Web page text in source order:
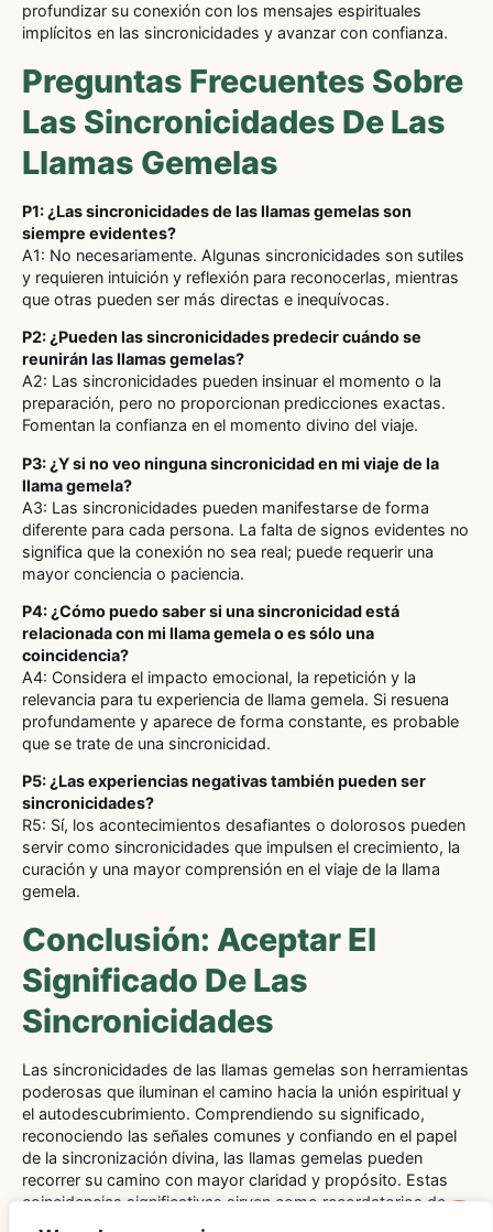
profundizar su conexión con los mensajes espirituales
implícitos en las sincronicidades y avanzar con confianza.
Preguntas Frecuentes Sobre
Las Sincronicidades De Las
Llamas Gemelas
P1: ¿Las sincronicidades de las llamas gemelas son
siempre evidentes?
A1: No necesariamente. Algunas sincronicidades son sutiles
y requieren intuición y reflexión para reconocerlas, mientras
que otras pueden ser más directas e inequívocas.
P2: ¿Pueden las sincronicidades predecir cuándo se
reunirán las llamas gemelas?
A2: Las sincronicidades pueden insinuar el momento o la
preparación, pero no proporcionan predicciones exactas.
Fomentan la confianza en el momento divino del viaje.
P3: ¿Y si no veo ninguna sincronicidad en mi viaje de la
llama gemela?
A3: Las sincronicidades pueden manifestarse de forma
diferente para cada persona. La falta de signos evidentes no
significa que la conexión no sea real; puede requerir una
mayor conciencia o paciencia.
P4: ¿Cómo puedo saber si una sincronicidad está
relacionada con mi llama gemela o es sólo una
coincidencia?
A4: Considera el impacto emocional, la repetición y la
relevancia para tu experiencia de llama gemela. Si resuena
profundamente y aparece de forma constante, es probable
que se trate de una sincronicidad.
P5: ¿Las experiencias negativas también pueden ser
sincronicidades?
R5: Sí, los acontecimientos desafiantes o dolorosos pueden
servir como sincronicidades que impulsen el crecimiento, la
curación y una mayor comprensión en el viaje de la llama
gemela.
Conclusión: Aceptar El
Significado De Las
Sincronicidades
Las sincronicidades de las llamas gemelas son herramientas
poderosas que iluminan el camino hacia la unión espiritual y
el autodescubrimiento. Comprendiendo su significado,
reconociendo las señales comunes y confiando en el papel
de la sincronización divina, las llamas gemelas pueden
recorrer su camino con mayor claridad y propósito. Estas
coincidencias significativas sirven como recordatorios de